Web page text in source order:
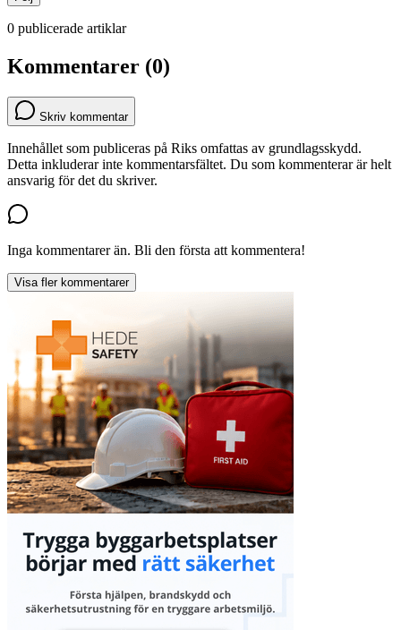
0 publicerade artiklar
Kommentarer (0)
Skriv kommentar
Innehållet som publiceras på Riks omfattas av grundlagsskydd.
Detta inkluderar inte kommentarsfältet. Du som kommenterar är helt
ansvarig för det du skriver.
Inga kommentarer än. Bli den första att kommentera!
Visa fler kommentarer